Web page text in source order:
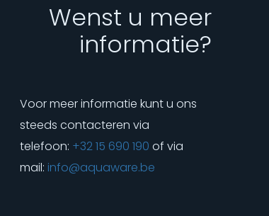
Wenst u meer
informatie?
Voor meer informatie kunt u ons
steeds contacteren via
telefoon: +32 15 690 190 of via
mail: info@aquaware.be